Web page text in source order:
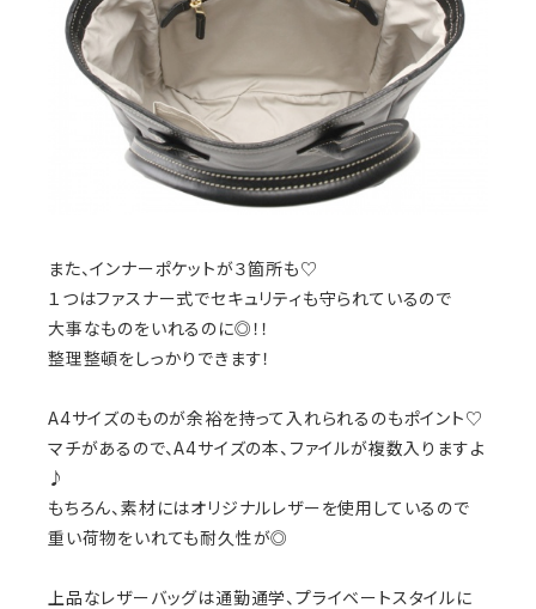
また、インナーポケットが３箇所も♡
１つはファスナー式でセキュリティも守られているので
大事なものをいれるのに◎！！
整理整頓をしっかりできます！
A4サイズのものが余裕を持って入れられるのもポイント♡
マチがあるので、A4サイズの本、ファイルが複数入りますよ
♪
もちろん、素材にはオリジナルレザーを使用しているので
重い荷物をいれても耐久性が◎
上品なレザーバッグは通勤通学、プライベートスタイルに